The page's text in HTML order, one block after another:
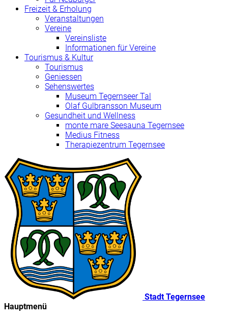
Freizeit & Erholung
Veranstaltungen
Vereine
Vereinsliste
Informationen für Vereine
Tourismus & Kultur
Tourismus
Geniessen
Sehenswertes
Museum Tegernseer Tal
Olaf Gulbransson Museum
Gesundheit und Wellness
monte mare Seesauna Tegernsee
Medius Fitness
Therapiezentrum Tegernsee
Stadt Tegernsee
Hauptmenü